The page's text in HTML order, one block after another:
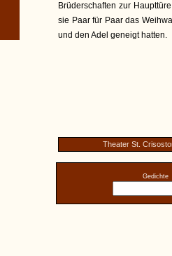
Brüderschaften zur
sie Paar für Paar das
und den Adel geneigt hatten.
Theater St.
Gedichte